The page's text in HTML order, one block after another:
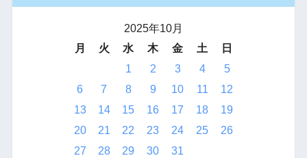
2025年10月
月
火 水 木 金 土
日
1
2 3 4
5
6
7 8 9 10 11
12
13
14 15 16 17 18
19
20
21 22 23 24 25
26
27
28 29 30 31